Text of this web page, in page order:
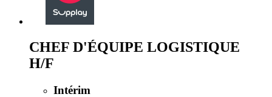
CHEF D'ÉQUIPE LOGISTIQUE
H/F
Intérim